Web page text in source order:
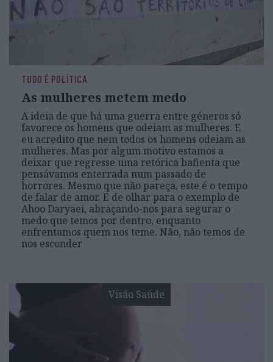
TUDO É POLÍTICA
As mulheres metem medo
A ideia de que há uma guerra entre géneros só
favorece os homens que odeiam as mulheres. E
eu acredito que nem todos os homens odeiam as
mulheres. Mas por algum motivo estamos a
deixar que regresse uma retórica bafienta que
pensávamos enterrada num passado de
horrores. Mesmo que não pareça, este é o tempo
de falar de amor. E de olhar para o exemplo de
Ahoo Daryaei, abraçando-nos para segurar o
medo que temos por dentro, enquanto
enfrentamos quem nos teme. Não, não temos de
nos esconder
Visão Saúde